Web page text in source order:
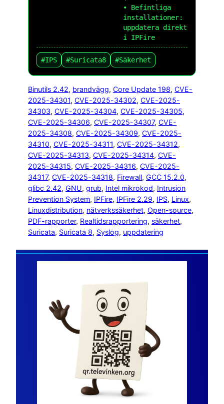
• Befintliga
installationer:
uppdatera direkt
i IPFire
#IPS #Suricata8 #Säkerhet
Binutils 2.42, brandvägg, Core Update 198, CVE-
2025-34301, CVE-2025-34302, CVE-2025-
34303, CVE-2025-34304, CVE-2025-34305
CVE-2025-34306, CVE-2025-34307, CVE-
2025-34308, CVE-2025-34309, CVE-2025-
34310, CVE-2025-34311, CVE-2025-34312
CVE-2025-34313, CVE-2025-34314, CVE-
2025-34315, CVE-2025-34316, CVE-2025-
34317, CVE-2025-34318, Firewall, GCC 15.2.0
glibc 2.42, GNU, grub, Intel mikrokod, Intrusion
Prevention System, IPFire, IPFire 2.29, IPS, Linux
Linuxdistribution, nätverkssäkerhet, Open-source
PDF-rapporter, Realtidsrapportering, säkerhet
Suricata, Suricata 8, Syslog, uppdatering